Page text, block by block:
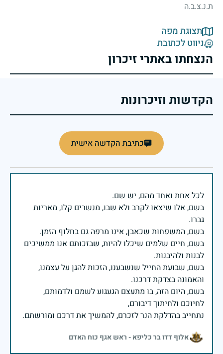
ת.נ.צ.ב.ה
תצוגת מפה
ניווט לכתובת
הנצחתו באתרי זיכרון
הקדשות וזיכרונות
כתיבת הקדשה אישית
בשם, אלו שיצאו לקרב ולא שבו, מנשרים קלו, מאריות
בשם, חיים שלמים שיכלו להיות, שבזכותם אנו ממשיכים
בשם, שבועת החייל שנשבענו, הזכות להגן על עצמנו,
בשם, היום הזה, בו מתעצם הגעגוע לשמם ולדמותם,
נתחייב בהדלקת הנר לזכרם, להמשיך את דרכם ומורשתם.
אלוף דדו בר כליפא - ראש אגף כוח האדם